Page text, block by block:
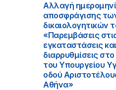
Αλλαγή
αποσφράγισης
δικαιολογητικών
«Παρεμβάσεις
εγκαταστάσεις
διαρρυθμίσεις στο
του Υπουργείου
οδού
Αθήνα»